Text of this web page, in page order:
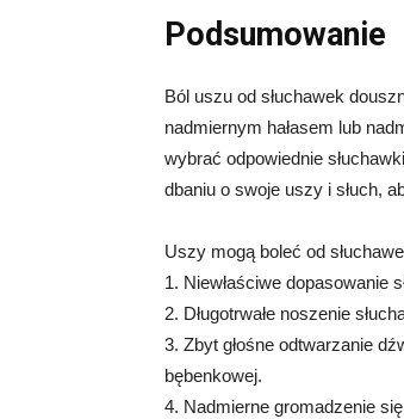
Podsumowanie
Ból uszu od słuchawek
nadmiernym hałasem lub
wybrać odpowiednie
dbaniu o swoje uszy i słuch,
Uszy mogą boleć od
1. Niewłaściwe dopasowanie
2. Długotrwałe noszenie
3. Zbyt głośne odtwarzanie
bębenkowej.
4. Nadmierne gromadzenie